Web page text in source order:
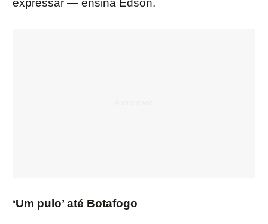
expressar — ensina Edson.
‘Um pulo’ até Botafogo